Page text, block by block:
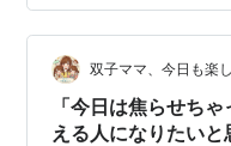
滞 今日の予定 埼玉か
り計画 まず ・成田山
ちも行きたかったんで
双子ママ、今日も楽
「今日は焦らせち
える人になりたいと